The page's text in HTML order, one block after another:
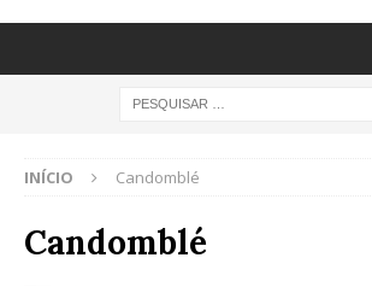
INÍCIO Candomblé
Candomblé